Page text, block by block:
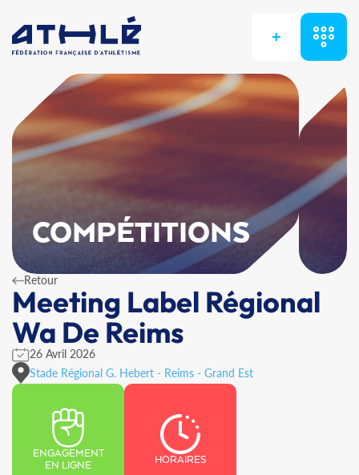
+
COMPÉTITIONS
Retour
Meeting Label Régional
Wa De Reims
26 Avril 2026
Stade Régional G. Hebert - Reims - Grand Est
ENGAGEMENT
EN LIGNE
HORAIRES